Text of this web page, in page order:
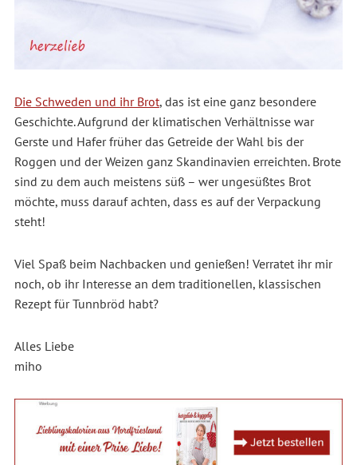
Die Schweden und ihr Brot, das ist eine ganz besondere
Geschichte. Aufgrund der klimatischen Verhältnisse war
Gerste und Hafer früher das Getreide der Wahl bis der
Roggen und der Weizen ganz Skandinavien erreichten. Brote
sind zu dem auch meistens süß – wer ungesüßtes Brot
möchte, muss darauf achten, dass es auf der Verpackung
steht!
Viel Spaß beim Nachbacken und genießen! Verratet ihr mir
noch, ob ihr Interesse an dem traditionellen, klassischen
Rezept für Tunnbröd habt?
Alles Liebe
miho